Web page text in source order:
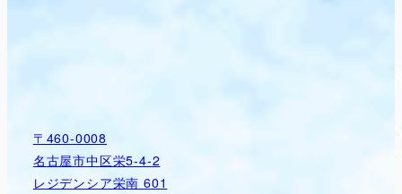
〒460-0008
名古屋市中区栄5-4-2
レジデンシア栄南 601